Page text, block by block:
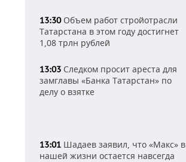
13:30Объем работ стройотрасли
Татарстана в этом году достигнет
1,08 трлн рублей
13:03 Следком просит ареста для
замглавы «Банка Татарстан» по
делу о взятке
13:01 Шадаев заявил, что «Макс» в
нашей жизни остается навсегда